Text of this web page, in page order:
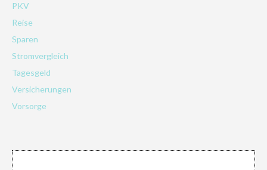
PKV
Reise
Sparen
Stromvergleich
Tagesgeld
Versicherungen
Vorsorge